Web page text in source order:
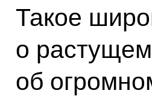
Такое
о
об